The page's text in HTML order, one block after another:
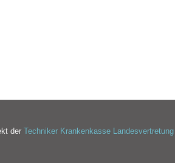
der Techniker Krankenkasse